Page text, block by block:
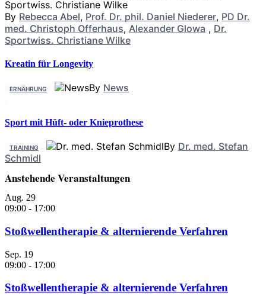
By Rebecca Abel, Prof. Dr. phil. Daniel Niederer, PD Dr.
med. Christoph Offerhaus, Alexander Glowa , Dr.
Sportwiss. Christiane Wilke
Kreatin für Longevity
ERNÄHRUNG By News
Sport mit Hüft- oder Knieprothese
TRAINING By Dr. med. Stefan
Schmidl
Anstehende Veranstaltungen
Aug. 29
09:00 - 17:00
Stoßwellentherapie & alternierende Verfahren
Sep. 19
09:00 - 17:00
Stoßwellentherapie & alternierende Verfahren